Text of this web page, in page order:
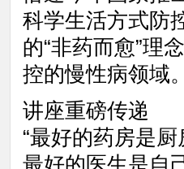
科学生活方式防
的“非药而愈”理
控的慢性病领域
讲座重磅传递
“最好的药房是厨
最好的医生是自